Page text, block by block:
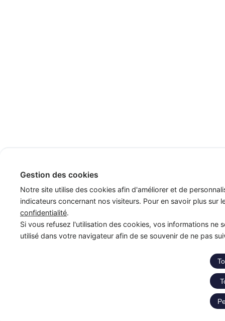
Gestion des cookies
Notre site utilise des cookies afin d'améliorer et de
indicateurs concernant nos visiteurs. Pour en savoir plus
confidentialité.
Si vous refusez l'utilisation des cookies, vos informations ne
utilisé dans votre navigateur afin de se souvenir de ne pas